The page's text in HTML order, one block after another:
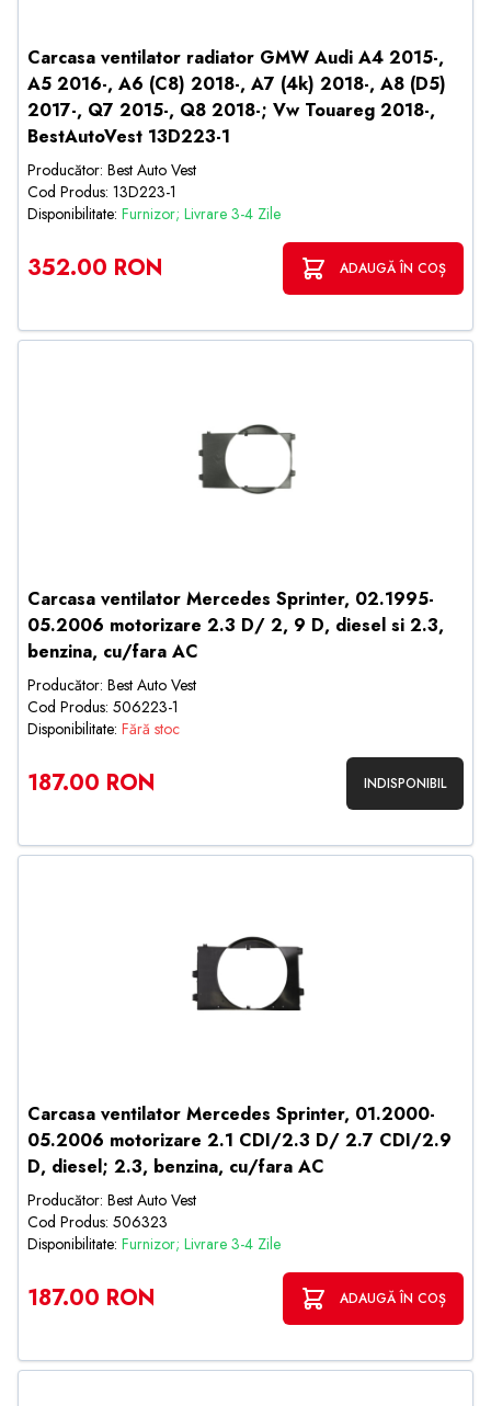
Carcasa ventilator radiator GMW Audi A4 2015-,
A5 2016-, A6 (C8) 2018-, A7 (4k) 2018-, A8 (D5)
2017-, Q7 2015-, Q8 2018-; Vw Touareg 2018-,
BestAutoVest 13D223-1
Producător: Best Auto Vest
Cod Produs: 13D223-1
Disponibilitate: Furnizor; Livrare 3-4 Zile
352.00 RON ADAUGĂ ÎN COȘ
Carcasa ventilator Mercedes Sprinter, 02.1995-
05.2006 motorizare 2.3 D/ 2, 9 D, diesel si 2.3,
benzina, cu/fara AC
Producător: Best Auto Vest
Cod Produs: 506223-1
Disponibilitate: Fără stoc
187.00 RON INDISPONIBIL
Carcasa ventilator Mercedes Sprinter, 01.2000-
05.2006 motorizare 2.1 CDI/2.3 D/ 2.7 CDI/2.9
D, diesel; 2.3, benzina, cu/fara AC
Producător: Best Auto Vest
Cod Produs: 506323
Disponibilitate: Furnizor; Livrare 3-4 Zile
187.00 RON ADAUGĂ ÎN COȘ